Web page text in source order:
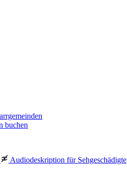
buchen
Audiodeskription für Sehgeschädigte